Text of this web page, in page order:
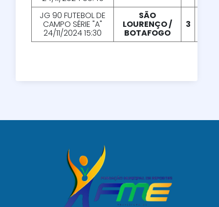
JG 90 FUTEBOL DE
CAMPO SÉRIE "A"
24/11/2024 15:30
SÃO
LOURENÇO /
BOTAFOGO
3